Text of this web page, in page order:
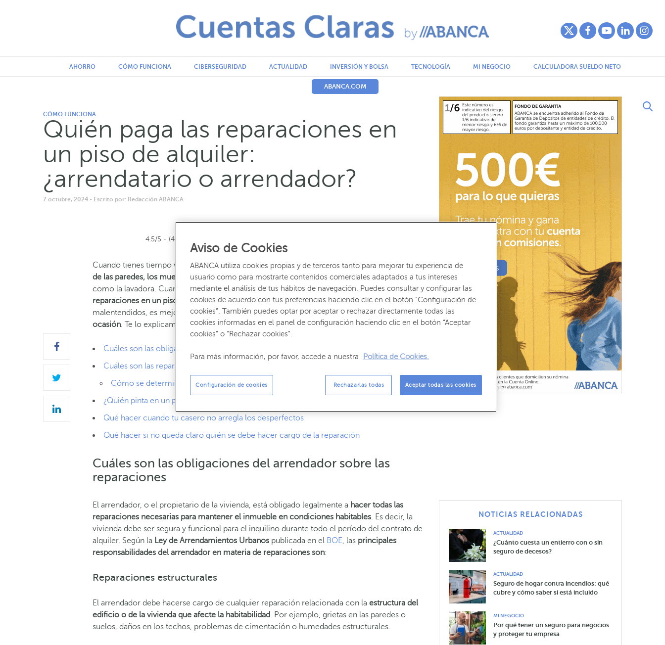
AHORRO CÓMO FUNCIONA CIBERSEGURIDAD ACTUALIDAD INVERSIÓN Y BOLSA TECNOLOGÍA MI NEGOCIO CALCULADORA SUELDO NETO
ABANCA.COM
CÓMO FUNCIONA
Quién paga las reparaciones en
un piso de alquiler:
¿arrendatario o arrendador?
7 octubre, 2024 - Escrito por: Redacción ABANCA
4.5/5 - (42 votos)
Cuando tienes tiempo viviendo en un piso de alquiler, es normal ver eldesgaste de la pintura
de las paredes, los muebles o, incluso, que se dañe algún electrodoméstico de uso cotidiano
como la lavadora. Cuando esto ocurre, la primera pregunta que surge es¿quién paga las
reparaciones en un piso de alquiler?, ¿el arrendatario o el arrendador?Para evitar
malentendidos, es mejor tener claro cuál es la responsabilidad de ambas partes en cada
ocasión. Te lo explicamos en detalle.
Cuáles son las obligaciones del arrendador sobre las reparaciones
Cuáles son las reparaciones a cargo del inquilino
Cómo se determinan las pequeñas reparaciones
¿Quién pinta en un piso de alquiler?
Qué hacer cuando tu casero no arregla los desperfectos
Qué hacer si no queda claro quién se debe hacer cargo de la reparación
Cuáles son las obligaciones del arrendador sobre las
reparaciones
El arrendador, o el propietario de la vivienda, está obligado legalmente a hacer todas las
reparaciones necesarias para mantener el inmueble en condiciones habitables. Es decir, la
vivienda debe ser segura y funcional para el inquilino durante todo el período del contrato de
alquiler. Según la Ley de Arrendamientos Urbanos publicada en el BOE, las principales
responsabilidades del arrendador en materia de reparaciones son:
Reparaciones estructurales
El arrendador debe hacerse cargo de cualquier reparación relacionada con la estructura del
edificio o de la vivienda que afecte la habitabilidad. Por ejemplo, grietas en las paredes o
suelos, daños en los techos, problemas de cimentación o humedades estructurales.
NOTICIAS RELACIONADAS
ACTUALIDAD
¿Cuánto cuesta un entierro con o sin
seguro de decesos?
ACTUALIDAD
Seguro de hogar contra incendios: qué
cubre y cómo saber si está incluido
MI NEGOCIO
Por qué tener un seguro para negocios
y proteger tu empresa
Aviso de Cookies
ABANCA utiliza cookies propias y de terceros tanto para mejorar tu experiencia de
usuario como para mostrarte contenidos comerciales adaptados a tus intereses
mediante el análisis de tus hábitos de navegación. Puedes consultar y configurar las
cookies de acuerdo con tus preferencias haciendo clic en el botón “Configuración de
cookies”. También puedes optar por aceptar o rechazar directamente todas las
cookies informadas en el panel de configuración haciendo clic en el botón “Aceptar
cookies” o “Rechazar cookies”.
Para más información, por favor, accede a nuestra Política de Cookies.
Configuración de cookies Rechazarlas todas Aceptar todas las cookies